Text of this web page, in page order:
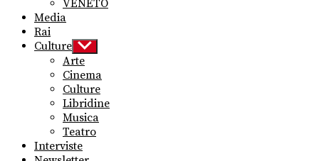
VENETO
Media
Rai
Culture Show
sub
menu
Arte
Cinema
Culture
Libridine
Musica
Teatro
Interviste